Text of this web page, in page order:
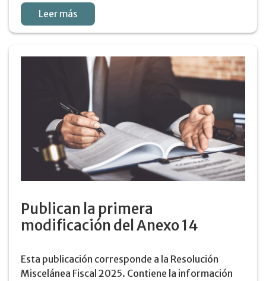
Leer más
Publican la primera
modificación del Anexo 14
Esta publicación corresponde a la Resolución
Miscelánea Fiscal 2025. Contiene la información